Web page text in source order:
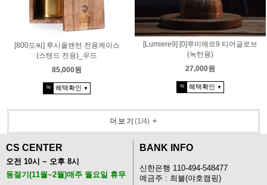
[800도씨] 루시올랜턴 전용케이스
(스텐드 전용)_우드
85,000원
% 혜택확인 ▼
[Lumiere9] [0]루미에르9 티어글로브
(녹턴용)
27,000원
% 혜택확인 ▼
더보기 (1/4)+
CS CENTER
오전 10시 ~ 오후 8시
동절기(11월~2월)매주 월요일 휴무
BANK INFO
신한은행 110-494-548477
예금주 : 최불(야호캠핑)